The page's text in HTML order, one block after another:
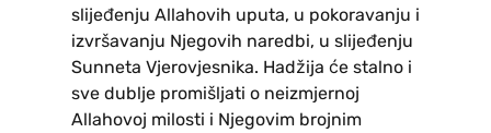
slijeđenju Allahovih uputa, u pokoravanju i
izvršavanju Njegovih naredbi, u slijeđenju
Sunneta Vjerovjesnika. Hadžija će stalno i
sve dublje promišljati o neizmjernoj
Allahovoj milosti i Njegovim brojnim